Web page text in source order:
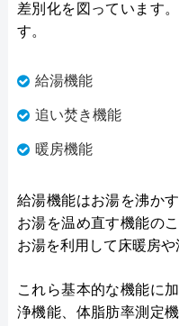
差別化を図っています
す。
給湯機能
追い焚き機能
暖房機能
給湯機能はお湯を沸か
お湯を温め直す機能の
お湯を利用して床暖房や
これら基本的な機能に
浄機能、体脂肪率測定